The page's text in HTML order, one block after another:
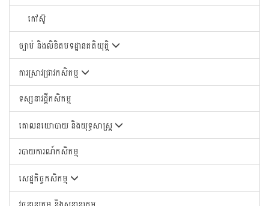
កៅស៊ូ
ច្បាប់ និងលិខិតបទដ្ឋានគតិយុត្តិ
ការស្រាវជ្រាវកសិកម្ម
ទស្សនាវដ្តីកសិកម្ម
គោលនយោបាយ និងយុទ្ធសាស្រ្ត
របាយការណ៍កសិកម្ម
សេដ្ឋកិច្ចកសិកម្ម
វចនានុក្រម និងសន្ទានុក្រម